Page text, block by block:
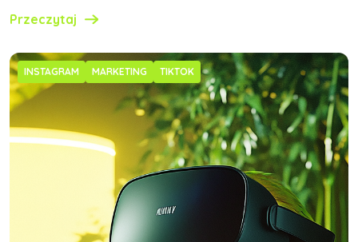
Przeczytaj
INSTAGRAM MARKETING TIKTOK